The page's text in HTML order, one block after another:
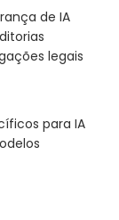
de IA
legais
para IA